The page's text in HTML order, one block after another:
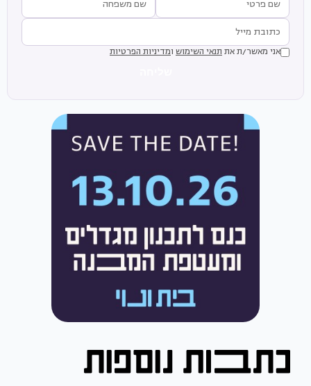
אני מאשר/ת את תנאי השימוש ומדיניות הפרטיות